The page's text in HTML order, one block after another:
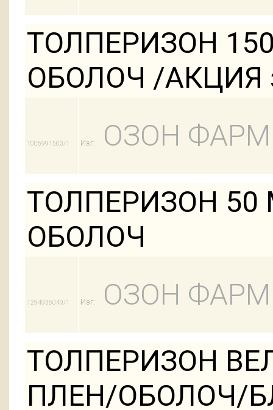
ТОЛПЕРИЗОН
ОБОЛОЧ /АКЦИЯ
1006991503/1 Изг:
ОЗОН
ТОЛПЕРИЗОН 50
ОБОЛОЧ
1294936049/1 Изг:
ОЗОН
ТОЛПЕРИЗОН
ПЛЕН/ОБОЛОЧ/